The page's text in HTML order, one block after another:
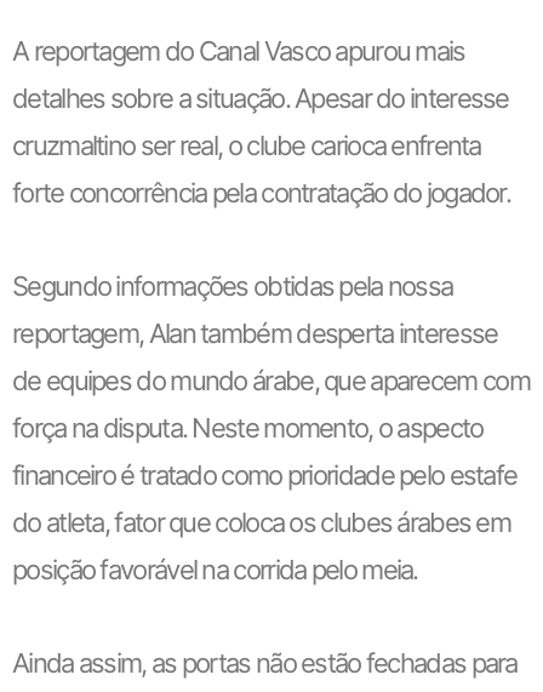
A reportagem do Canal Vasco apurou mais
detalhes sobre a situação. Apesar do interesse
cruzmaltino ser real, o clube carioca enfrenta
forte concorrência pela contratação do jogador.
Segundo informações obtidas pela nossa
reportagem, Alan também desperta interesse
de equipes do mundo árabe, que aparecem com
força na disputa. Neste momento, o aspecto
financeiro é tratado como prioridade pelo estafe
do atleta, fator que coloca os clubes árabes em
posição favorável na corrida pelo meia.
Ainda assim, as portas não estão fechadas para